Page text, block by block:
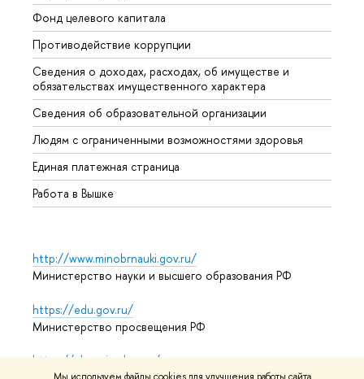
Фонд целевого капитала
Противодействие коррупции
Сведения о доходах, расходах, об имуществе и
обязательствах имущественного характера
Сведения об образовательной организации
Людям с ограниченными возможностями здоровья
Единая платежная страница
Работа в Вышке
http://www.minobrnauki.gov.ru/
Министерство науки и высшего образования РФ
https://edu.gov.ru/
Министерство просвещения РФ
https://elearning.hse.ru/mooc